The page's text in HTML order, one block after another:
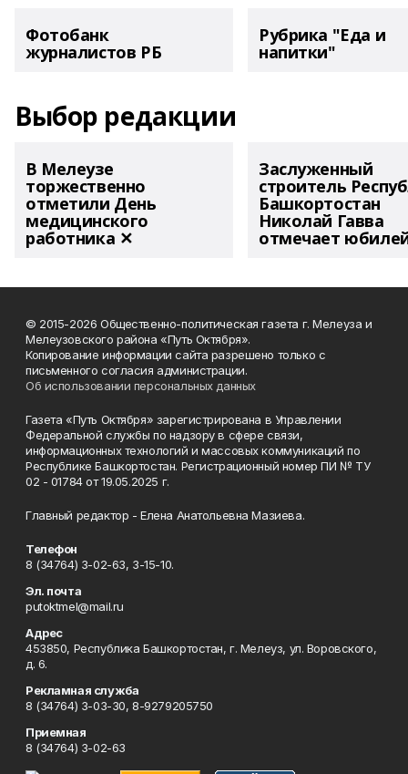
Фотобанк
журналистов РБ
Рубрика "Еда и
напитки"
Выбор редакции
В Мелеузе
торжественно
отметили День
медицинского
работника ✕
Заслуженный
строитель
Башкортостан
Николай Гавва
отмечает
© 2015-2026 Общественно-политическая газета г. Мелеуза и
Мелеузовского района «Путь Октября».
Копирование информации сайта разрешено только с
письменного согласия администрации.
Об использовании персональных данных
Газета «Путь Октября» зарегистрирована в Управлении
Федеральной службы по надзору в сфере связи,
информационных технологий и массовых коммуникаций по
Республике Башкортостан. Регистрационный номер ПИ № ТУ
02 - 01784 от 19.05.2025 г.
Главный редактор - Елена Анатольевна Мазиева.
Телефон
8 (34764) 3-02-63, 3-15-10.
Эл. почта
putoktmel@mail.ru
Адрес
453850, Республика Башкортостан, г. Мелеуз, ул. Воровского,
д. 6.
Рекламная служба
8 (34764) 3-03-30, 8-9279205750
Приемная
8 (34764) 3-02-63